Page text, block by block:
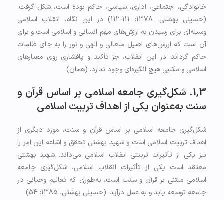
خانوادگی، اجتماعی، اداری، سیاسی، حاکم بوده است، شکل گرفت.
(حسینی بهشتی، 1378: 111-112) در این نگاه، انقلاب اسلامی
وسیله‌ای برای رسیدن به ارزش‌های مهم انسانی و اسلامی است و برای
آن است که ارزش‌های اصیل متعالی و الهی و نور را به جای ظلمات
حاکم گرداند. در این انقلاب، جز تأکید و پافشاری روی معیارهای
اسلامی و مکتبی هیچ انگیزه‌ای وجود ندارد. (همان)
1,3. شکل‌گیری جامعه اسلامی بر اساس قرآن و
سنت به‌عنوان یکی از اهداف تربیت اسلامی
شکل‌گیری جامعه اسلامی بر اساس قرآن و سنت، مورد دیگری از
اهداف تربیت اسلامی است و شهید بهشتی تحقق و اشاعه این امر را
نیز یکی از تأثیرات تربیتی انقلاب اسلامی می‌داند. شهید بهشتی
معتقد است یکی از تأثیرات انقلاب اسلامی، شکل‌گیری جامعه
اسلامی مبتنی بر قرآن و سنت است، به‌طوری که تعالیم وحیانی در
جامعه توسعه یابد و به عمل درآید. (حسینی بهشتی، 1385: 54)